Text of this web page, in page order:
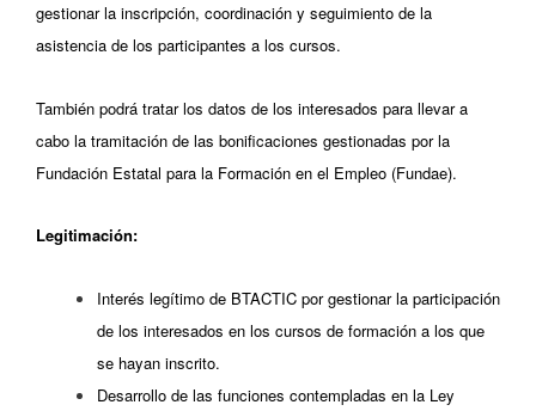
gestionar la inscripción, coordinación y seguimiento de la
asistencia de los participantes a los cursos.
También podrá tratar los datos de los interesados para llevar a
cabo la tramitación de las bonificaciones gestionadas por la
Fundación Estatal para la Formación en el Empleo (Fundae).
Legitimación:
Interés legítimo de BTACTIC por gestionar la participación
de los interesados en los cursos de formación a los que
se hayan inscrito.
Desarrollo de las funciones contempladas en la Ley